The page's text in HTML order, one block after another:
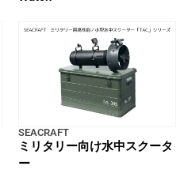
SEACRAFT
ミリタリー向け水中スクータ
ー